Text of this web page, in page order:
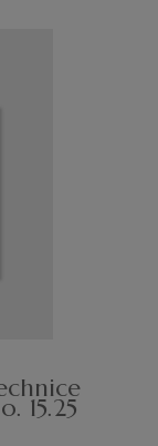
15.25